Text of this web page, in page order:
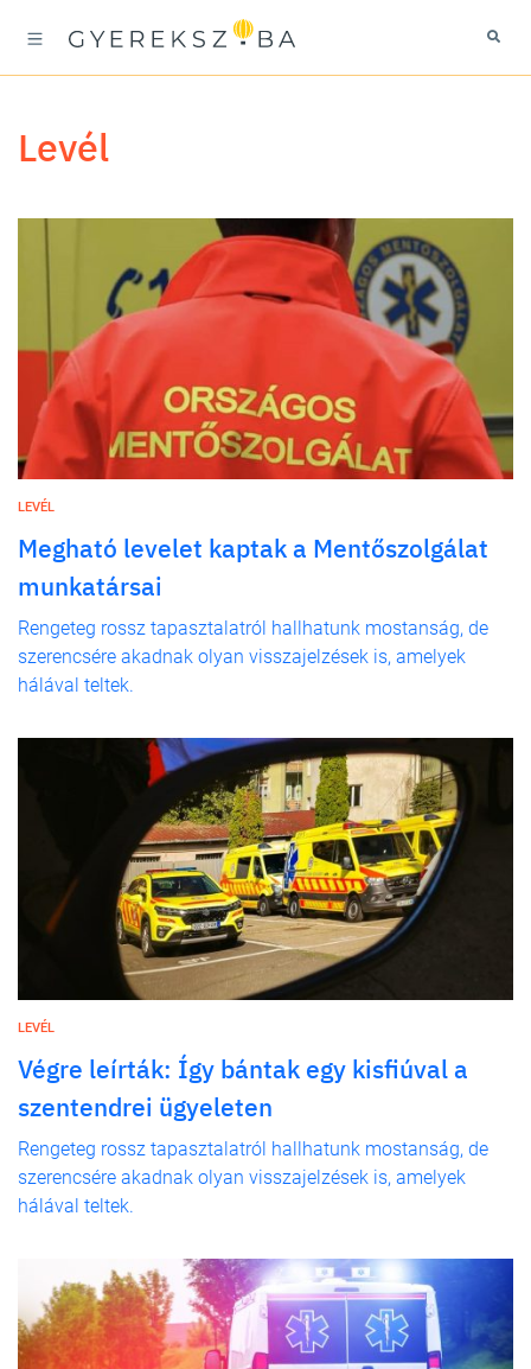
levél
LEVÉL
Megható levelet kaptak a Mentőszolgálat
munkatársai
Rengeteg rossz tapasztalatról hallhatunk mostanság, de
szerencsére akadnak olyan visszajelzések is, amelyek
hálával teltek.
LEVÉL
Végre leírták: Így bántak egy kisfiúval a
szentendrei ügyeleten
Rengeteg rossz tapasztalatról hallhatunk mostanság, de
szerencsére akadnak olyan visszajelzések is, amelyek
hálával teltek.